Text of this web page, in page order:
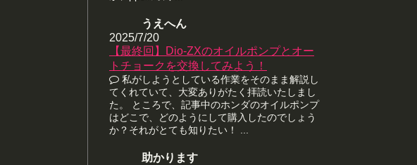
うえへん
2025/7/20
【最終回】Dio-ZXのオイルポンプとオー
トチョークを交換してみよう！
私がしようとしている作業をそのまま解説し
てくれていて、大変ありがたく拝読いたしまし
た。 ところで、記事中のホンダのオイルポンプ
はどこで、どのようにして購入したのでしょう
か？それがとても知りたい！ ...
助かります